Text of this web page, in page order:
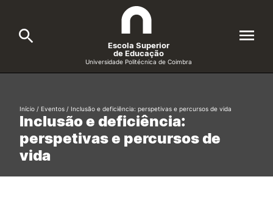
Cursos
Candidatos
Escola Superior
de Educação
Universidade Politécnica de Coimbra
Search
Formative Offer General
Inclusão e deficiência:
perspetivas e percursos de
vida
Início / Eventos / Inclusão e deficiência: perspetivas e percursos de vida